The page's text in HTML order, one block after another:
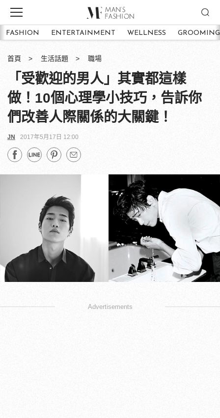
FASHION ENTERTAINMENT WELLNESS GROOMING
首頁 生活話題 職場
「受歡迎的男人」其實都這樣
做！10個心理學小技巧，告訴你
們改善人際關係的大關鍵！
JN 2017年5月17日 12:00
Advertisements